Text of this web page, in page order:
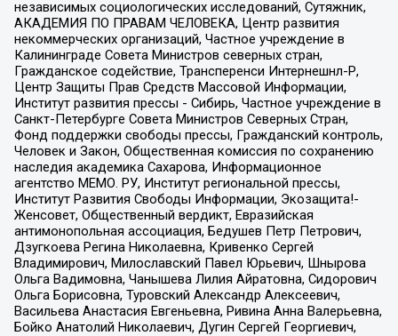
независимых социологических исследований, Сутяжник,
АКАДЕМИЯ ПО ПРАВАМ ЧЕЛОВЕКА, Центр развития
некоммерческих организаций, Частное учреждение в
Калининграде Совета Министров северных стран,
Гражданское содействие, Трансперенси Интернешнл-Р,
Центр Защиты Прав Средств Массовой Информации,
Институт развития прессы - Сибирь, Частное учреждение в
Санкт-Петербурге Совета Министров Северных Стран,
Фонд поддержки свободы прессы, Гражданский контроль,
Человек и Закон, Общественная комиссия по сохранению
наследия академика Сахарова, Информационное
агентство МЕМО. РУ, Институт региональной прессы,
Институт Развития Свободы Информации, Экозащита!-
Женсовет, Общественный вердикт, Евразийская
антимонопольная ассоциация, Бедушев Петр Петрович,
Дзугкоева Регина Николаевна, Кривенко Сергей
Владимирович, Милославский Павел Юрьевич, Шнырова
Ольга Вадимовна, Чанышева Лилия Айратовна, Сидорович
Ольга Борисовна, Туровский Александр Алексеевич,
Васильева Анастасия Евгеньевна, Ривина Анна Валерьевна,
Бойко Анатолий Николаевич, Дугин Сергей Георгиевич,